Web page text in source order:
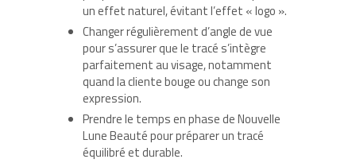
un effet naturel, évitant l’effet « logo ».
Changer régulièrement d’angle de vue
pour s’assurer que le tracé s’intègre
parfaitement au visage, notamment
quand la cliente bouge ou change son
expression.
Prendre le temps en phase de Nouvelle
Lune Beauté pour préparer un tracé
équilibré et durable.